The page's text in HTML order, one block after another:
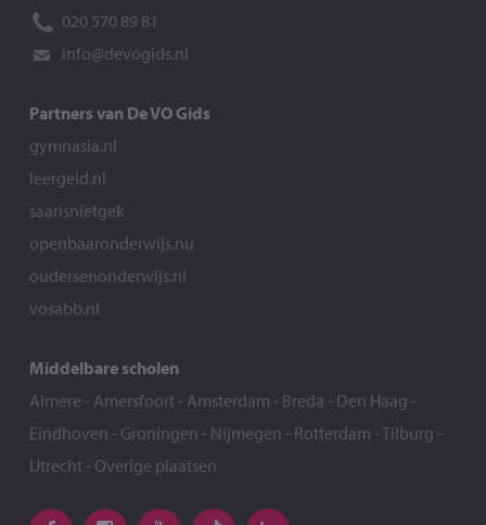
020 570 89 81
info@devogids.nl
Partners van De VO Gids
gymnasia.nl
leergeld.nl
saarisnietgek
openbaaronderwijs.nu
oudersenonderwijs.nl
vosabb.nl
Middelbare scholen
Almere - Amersfoort- Amsterdam - Breda - Den Haag -
Eindhoven - Groningen - Nijmegen - Rotterdam -Tilburg -
Utrecht- Overige plaatsen